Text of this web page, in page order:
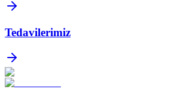
Tedavilerimiz